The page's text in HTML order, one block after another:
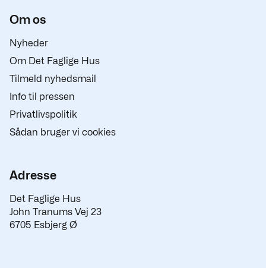
Om os
Nyheder
Om Det Faglige Hus
Tilmeld nyhedsmail
Info til pressen
Privatlivspolitik
Sådan bruger vi cookies
Adresse
Det Faglige Hus
John Tranums Vej 23
6705 Esbjerg Ø